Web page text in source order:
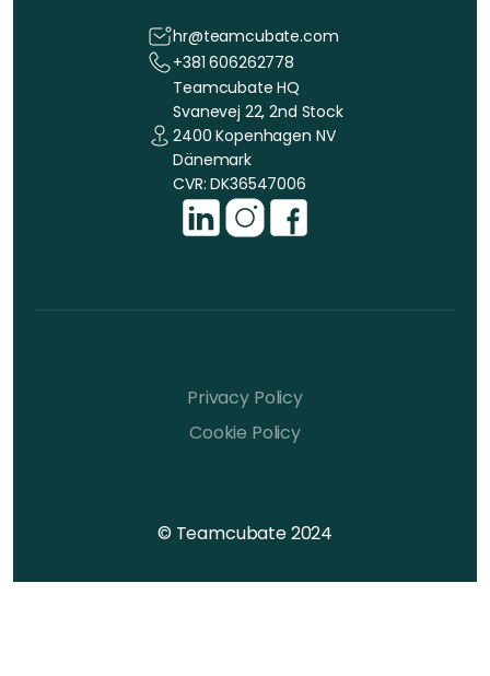
hr@teamcubate.com
+381 606262778
Teamcubate HQ
Svanevej 22, 2nd Stock
2400 Kopenhagen NV
Dänemark
CVR: DK36547006
© Teamcubate 2024
Privacy Policy
Cookie Policy